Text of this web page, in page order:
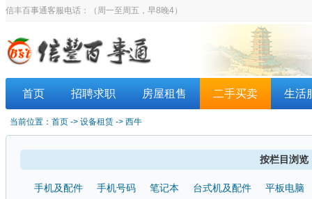
信丰百事通客服电话： （周一至周五，早8晚4）
首页 招聘求职 房屋租售 二手买卖 生活
当前位置： 首页 -> 设备租赁 -> 西牛
按栏目浏览
手机及配件 手机号码 笔记本 台式机及配件
平板电脑